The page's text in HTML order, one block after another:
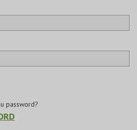
password?